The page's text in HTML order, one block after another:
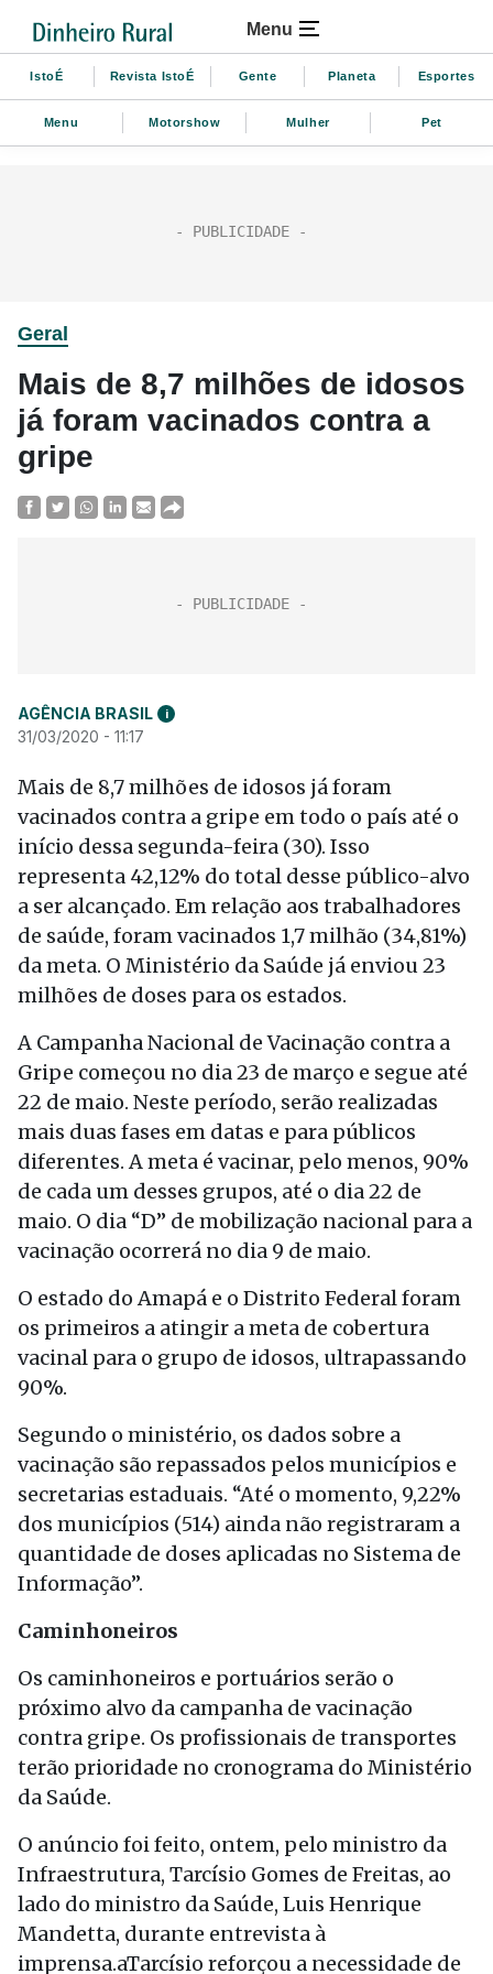
Menu
IstoÉ Revista IstoÉ Gente Planeta Esportes
Menu Motorshow Mulher Pet
Geral
Mais de 8,7 milhões de idosos
já foram vacinados contra a
gripe
AGÊNCIA BRASIL i
31/03/2020 - 11:17
Mais de 8,7 milhões de idosos já foram
vacinados contra a gripe em todo o país até o
início dessa segunda-feira (30). Isso
representa 42,12% do total desse público-alvo
a ser alcançado. Em relação aos trabalhadores
de saúde, foram vacinados 1,7 milhão (34,81%)
da meta. O Ministério da Saúde já enviou 23
milhões de doses para os estados.
A Campanha Nacional de Vacinação contra a
Gripe começou no dia 23 de março e segue até
22 de maio. Neste período, serão realizadas
mais duas fases em datas e para públicos
diferentes. A meta é vacinar, pelo menos, 90%
de cada um desses grupos, até o dia 22 de
maio. O dia “D” de mobilização nacional para a
vacinação ocorrerá no dia 9 de maio.
O estado do Amapá e o Distrito Federal foram
os primeiros a atingir a meta de cobertura
vacinal para o grupo de idosos, ultrapassando
90%.
Segundo o ministério, os dados sobre a
vacinação são repassados pelos municípios e
secretarias estaduais. “Até o momento, 9,22%
dos municípios (514) ainda não registraram a
quantidade de doses aplicadas no Sistema de
Informação”.
Caminhoneiros
Os caminhoneiros e portuários serão o
próximo alvo da campanha de vacinação
contra gripe. Os profissionais de transportes
terão prioridade no cronograma do Ministério
da Saúde.
O anúncio foi feito, ontem, pelo ministro da
Infraestrutura, Tarcísio Gomes de Freitas, ao
lado do ministro da Saúde, Luis Henrique
Mandetta, durante entrevista à
imprensa.aTarcísio reforçou a necessidade de